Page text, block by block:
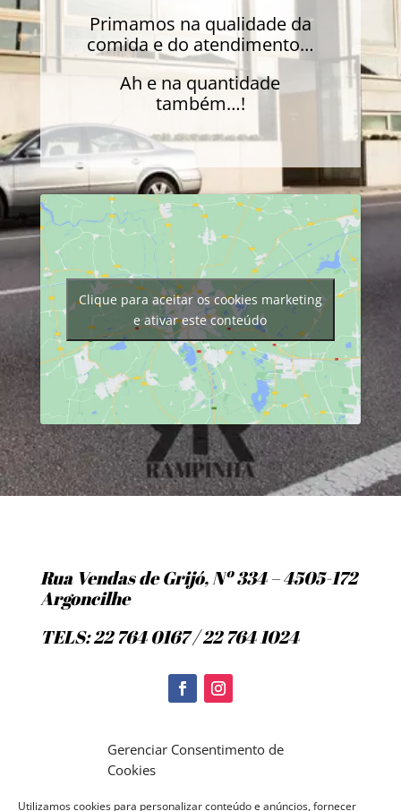
Gerenciar Consentimento de
Cookies
Utilizamos cookies para personalizar conteúdo e anúncios, fornecer
Primamos na qualidade da
comida e do atendimento…
Ah e na quantidade
também…!
Clique para aceitar os cookies marketing
e ativar este conteúdo
Rua Vendas de Grijó, Nº 334 – 4505-172
Argoncilhe
TELS: 22 764 0167 / 22 764 1024
Politica de Cookies